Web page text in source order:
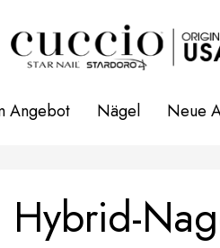
Angebot Nägel Neue